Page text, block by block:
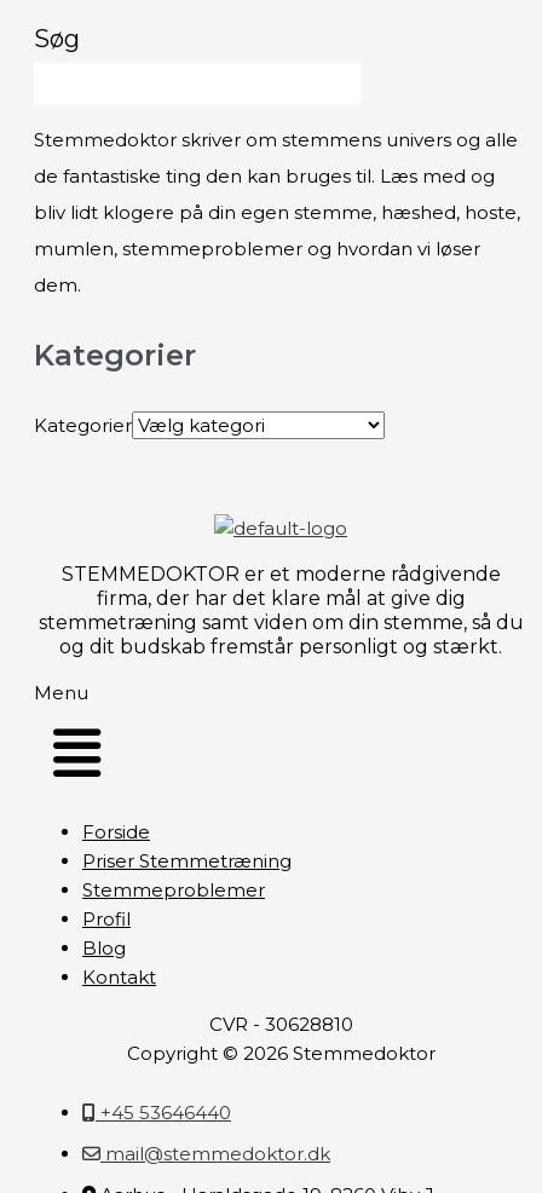
Søg
Stemmedoktor skriver om stemmens univers og alle
de fantastiske ting den kan bruges til. Læs med og
bliv lidt klogere på din egen stemme, hæshed, hoste,
mumlen, stemmeproblemer og hvordan vi løser
dem.
Kategorier
Kategorier
STEMMEDOKTOR er et moderne rådgivende
firma, der har det klare mål at give dig
stemmetræning samt viden om din stemme, så du
og dit budskab fremstår personligt og stærkt.
Menu
Forside
Priser Stemmetræning
Stemmeproblemer
Profil
Blog
Kontakt
CVR - 30628810
Copyright © 2026 Stemmedoktor
+45 53646440
mail@stemmedoktor.dk